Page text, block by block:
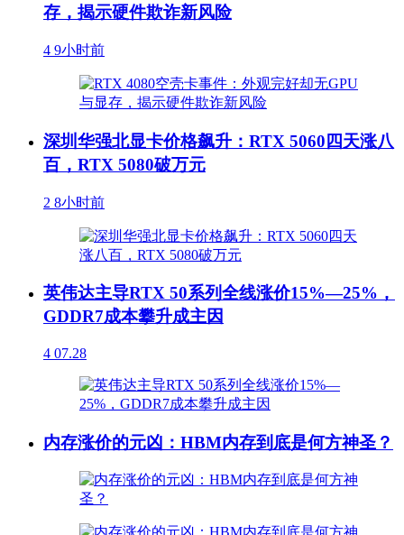
存，揭示硬件欺诈新风险
4 9小时前
深圳华强北显卡价格飙升：RTX 5060四天涨八
百，RTX 5080破万元
2 8小时前
英伟达主导RTX 50系列全线涨价15%—25%，
GDDR7成本攀升成主因
4 07.28
内存涨价的元凶：HBM内存到底是何方神圣？